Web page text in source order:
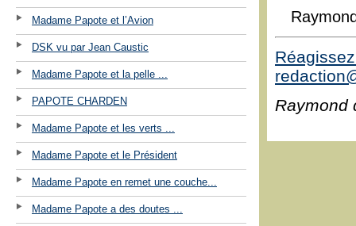
Madame Papote et l’Avion
DSK vu par Jean Caustic
Madame Papote et la pelle ...
PAPOTE CHARDEN
Madame Papote et les verts ...
Madame Papote et le Président
Madame Papote en remet une couche...
Madame Papote a des doutes ...
Raymond